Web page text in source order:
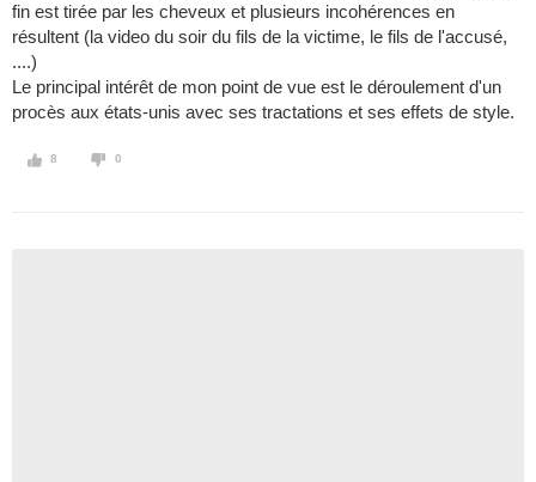
fin est tirée par les cheveux et plusieurs incohérences en
résultent (la video du soir du fils de la victime, le fils de l'accusé,
....)
Le principal intérêt de mon point de vue est le déroulement d'un
procès aux états-unis avec ses tractations et ses effets de style.
8 0